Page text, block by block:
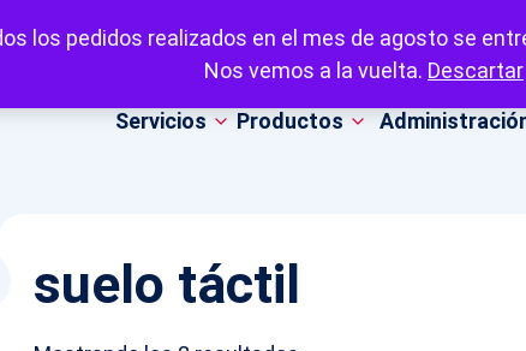
los pedidos realizados en el mes de agosto se
Nos vemos a la vuelta. Descartar
Servicios Productos
suelo táctil